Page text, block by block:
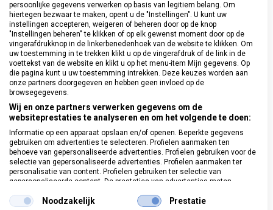
👣 Medicatie tegen kalknagels (zoals
Terbinafine, Itraconazol)
Risico:Leverschade, interacties met andere medicijnen,
lange behandelduur met bijwerkingen
Alleen op recept? Ja (orale middelen), crèmes soms vrij
verkrijgbaar
Waarom arts nodig? Kalknagels lijken onschuldig, maar pillen
zoals Terbinafine moeten vaak maandenlang worden
ingenomen en belasten de lever. Regelmatige controle van
leverwaarden is vereist. Ook is niet elke verkleurde nagel een
schimmelinfectie – soms is er sprake van trauma of
psoriasis. Zelfbehandeling is dan ineffectief.
Belangrijk om te weten bij kalknagelmedicatie:
Crèmes en lakken (zoals Loceryl of Daktarin) zijn
persoonlijke gegevens verwerken op basis van legitiem belang. Om
hiertegen bezwaar te maken, opent u de "Instellingen". U kunt uw
instellingen accepteren, weigeren of beheren door op de knop
"Instellingen beheren" te klikken of op elk gewenst moment door op de
vingerafdrukknop in de linkerbenedenhoek van de website te klikken. Om
uw toestemming in te trekken klikt u op de vingerafdruk of de link in de
voettekst van de website en klikt u op het menu-item Mijn gegevens. Op
die pagina kunt u uw toestemming intrekken. Deze keuzes worden aan
onze partners doorgegeven en hebben geen invloed op de
browsegegevens.
Wij en onze partners verwerken gegevens om de
websiteprestaties te analyseren en om het volgende te doen:
Informatie op een apparaat opslaan en/of openen. Beperkte gegevens
gebruiken om advertenties te selecteren. Profielen aanmaken ten
behoeve van gepersonaliseerde advertenties. Profielen gebruiken voor de
selectie van gepersonaliseerde advertenties. Profielen aanmaken ter
personalisatie van content. Profielen gebruiken ter selectie van
gepersonaliseerde content. De prestaties van advertenties meten.
statistieken of combinaties van gegevens uit verschillende bronnen.
Noodzakelijk Prestatie